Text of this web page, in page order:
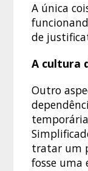
A única
de
A cultura
Outro
tratar um
fosse uma